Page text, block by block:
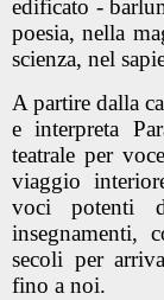
edificato -
poesia, nella
scienza, nel
A partire dalla
e interpreta
teatrale per
viaggio
voci potenti
insegnamenti,
secoli per
fino a noi.